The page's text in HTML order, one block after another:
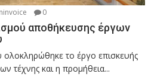
0
αποθήκευσης έργων
το έργο επισκευής
τέχνης και η προμήθεια...